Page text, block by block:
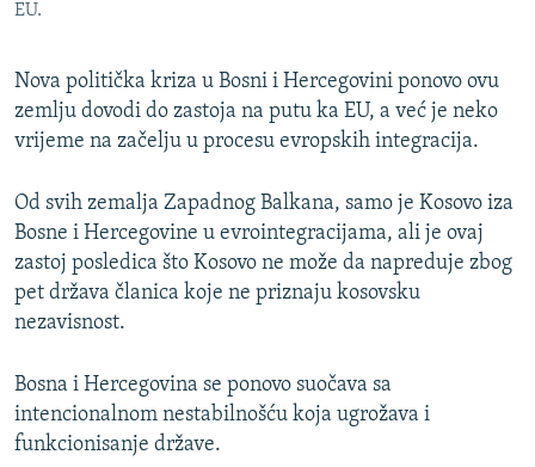
TRI DECENIJE OD RATA U BIH
SVE KARTE DEJTONA
NASTANAK I RASPAD JUGOSLAVIJE
EU.
Nova politička kriza u Bosni i Hercegovini ponovo ovu
zemlju dovodi do zastoja na putu ka EU, a već je neko
vrijeme na začelju u procesu evropskih integracija.
Od svih zemalja Zapadnog Balkana, samo je Kosovo iza
Bosne i Hercegovine u evrointegracijama, ali je ovaj
zastoj posledica što Kosovo ne može da napreduje zbog
pet država članica koje ne priznaju kosovsku
nezavisnost.
Bosna i Hercegovina se ponovo suočava sa
intencionalnom nestabilnošću koja ugrožava i
funkcionisanje države.